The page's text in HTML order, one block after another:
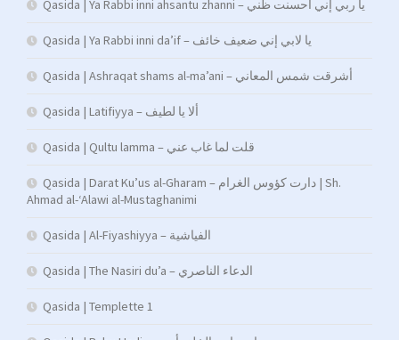
Qasida | Ya Rabbi inni ahsantu zhanni – يا ربي إني أحسنت ظني
Qasida | Ya Rabbi inni da’if – يا لابي إني ضعيف خائف
Qasida | Ashraqat shams al-ma’ani – أشرقت شمس المعاني
Qasida | Latifiyya – ألا يا لطيف
Qasida | Qultu lamma – قلت لما غاب عني
Qasida | Darat Ku’us al-Gharam – دارت كؤوس الغرام | Sh.
Ahmad al-‘Alawi al-Mustaghanimi
Qasida | Al-Fiyashiyya – الفياشية
Qasida | The Nasiri du’a – الدعاء الناصري
Qasida | Templette 1